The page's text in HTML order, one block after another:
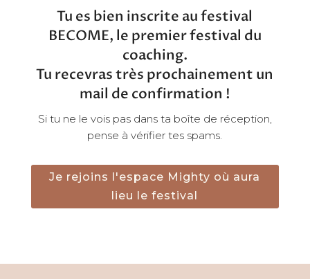
Tu es bien inscrite au festival
BECOME, le premier festival du
coaching.
Tu recevras très prochainement un
mail de confirmation !
Si tu ne le vois pas dans ta boîte de réception,
pense à vérifier tes spams.
Je rejoins l'espace Mighty où aura
lieu le festival